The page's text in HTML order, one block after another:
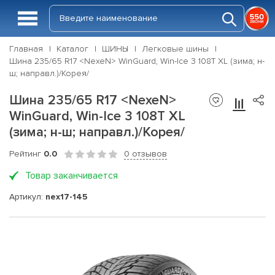
Главная Каталог ШИНЫ
Легковые шины
Шина 235/65 R17 <NexeN> WinGuard, Win-Ice 3 108T XL (зима; н-
ш; направл.)/Корея/
Шина 235/65 R17 <NexeN>
WinGuard, Win-Ice 3 108T XL
(зима; н-ш; направл.)/Корея/
Рейтинг 0.0 0 отзывов
Товар заканчивается
Артикул: nex17-145